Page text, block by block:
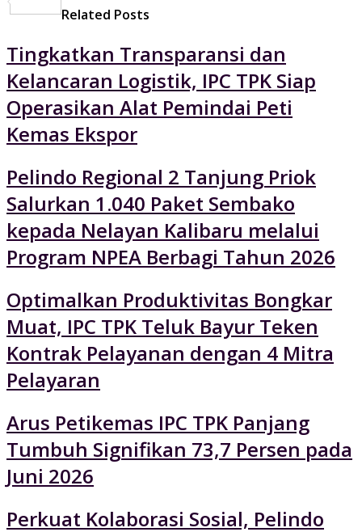
Related Posts
Tingkatkan Transparansi dan
Kelancaran Logistik, IPC TPK Siap
Operasikan Alat Pemindai Peti
Kemas Ekspor
Pelindo Regional 2 Tanjung Priok
Salurkan 1.040 Paket Sembako
kepada Nelayan Kalibaru melalui
Program NPEA Berbagi Tahun 2026
Optimalkan Produktivitas Bongkar
Muat, IPC TPK Teluk Bayur Teken
Kontrak Pelayanan dengan 4 Mitra
Pelayaran
Arus Petikemas IPC TPK Panjang
Tumbuh Signifikan 73,7 Persen pada
Juni 2026
Perkuat Kolaborasi Sosial, Pelindo